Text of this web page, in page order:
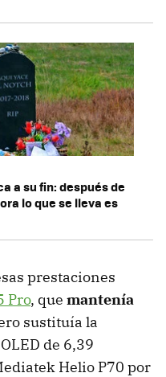
a su fin: después de
lo que se lleva es
prestaciones
Pro, que mantenía
sustituía la
de 6,39
Helio P70 por